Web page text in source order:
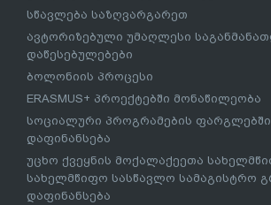
სწავლება საზღვარგარეთ
ავტორიზებული უმაღლესი
დაწესებულებები
ბოლონიის პროცესი
ERASMUS+ პროექტებში მონაწილეობა
სოციალური პროგრამების
დაფინანსება
უცხო ქვეყნის მოქალაქეეთა
სახელმწიფო სასწავლო სამაგისტრო
დაფინანსება